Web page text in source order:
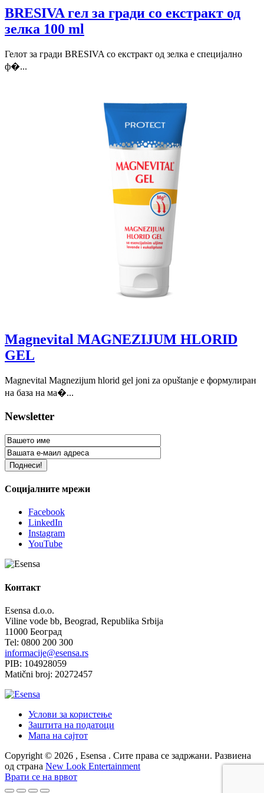
BRESIVA гел за гради со екстракт од
зелка 100 ml
Гелот за гради BRESIVA со екстракт од зелка е специјално
ф�...
Magnevital MAGNEZIJUM HLORID
GEL
Magnevital Magnezijum hlorid gel joni za opuštanje е формулиран
на база на ма�...
Newsletter
Социјалните мрежи
Facebook
LinkedIn
Instagram
YouTube
Контакт
Esensa d.o.o.
Viline vode bb, Beograd, Republika Srbija
11000 Београд
Tel: 0800 200 300
informacije@esensa.rs
PIB: 104928059
Matični broj: 20272457
Услови за користење
Заштита на податоци
Мапа на сајтот
Copyright © 2026 , Esensa . Сите права се задржани. Развиена
од страна New Look Entertainment
Врати се на врвот